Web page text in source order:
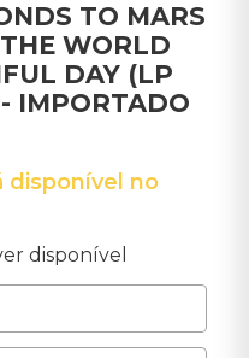
TO MARS
WORLD
DAY (LP
IMPORTADO
disponível no
disponível